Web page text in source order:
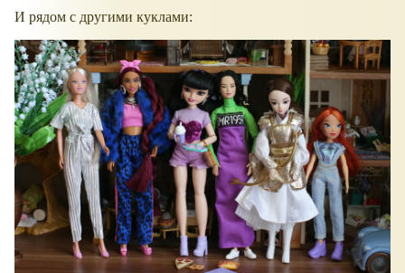
И рядом с другими куклами: